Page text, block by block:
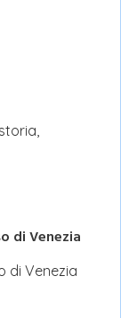
di Venezia
di Venezia